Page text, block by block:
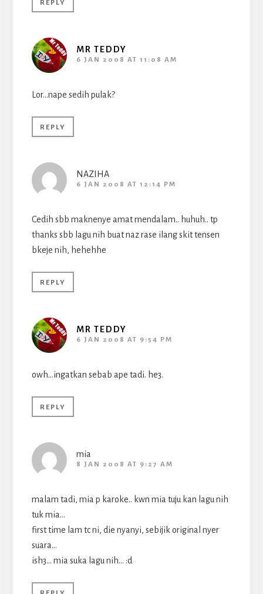
REPLY
MR TEDDY
6 JAN 2008 AT 11:08 AM
Lor…nape sedih pulak?
REPLY
NAZIHA
6 JAN 2008 AT 12:14 PM
Cedih sbb maknenye amat mendalam.. huhuh.. tp
thanks sbb lagu nih buat naz rase ilang skit tensen
bkeje nih, hehehhe
REPLY
MR TEDDY
6 JAN 2008 AT 9:54 PM
owh…ingatkan sebab ape tadi. he3.
REPLY
mia
8 JAN 2008 AT 9:27 AM
malam tadi, mia p karoke.. kwn mia tuju kan lagu nih
tuk mia…
first time lam tc ni, die nyanyi, sebijik original nyer
suara…
ish3… mia suka lagu nih… :d